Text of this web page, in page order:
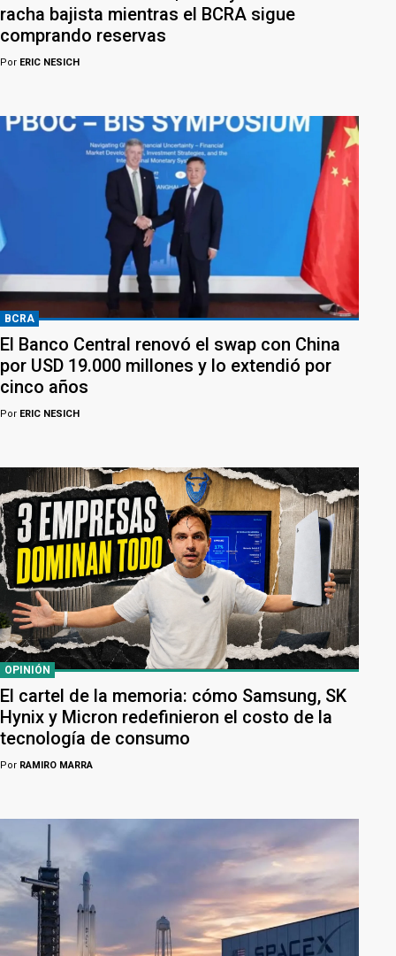
racha bajista mientras el BCRA sigue
comprando reservas
Por ERIC NESICH
BCRA
El Banco Central renovó el swap con China
por USD 19.000 millones y lo extendió por
cinco años
Por ERIC NESICH
OPINIÓN
El cartel de la memoria: cómo Samsung, SK
Hynix y Micron redefinieron el costo de la
tecnología de consumo
Por RAMIRO MARRA